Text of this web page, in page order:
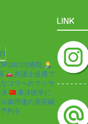
の治療院
弁護士提携で
コリへのマッサ
東洋医学に
ル御用達の美容鍼
約を